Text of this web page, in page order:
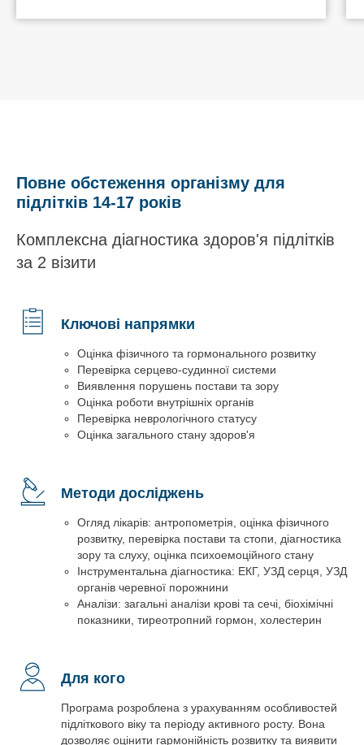
Повне обстеження організму для
підлітків 14-17 років
Комплексна діагностика здоров'я підлітків
за 2 візити
Ключові напрямки
Оцінка фізичного та гормонального розвитку
Перевірка серцево-судинної системи
Виявлення порушень постави та зору
Оцінка роботи внутрішніх органів
Перевірка неврологічного статусу
Оцінка загального стану здоров'я
Методи досліджень
Огляд лікарів: антропометрія, оцінка фізичного
розвитку, перевірка постави та стопи, діагностика
зору та слуху, оцінка психоемоційного стану
Інструментальна діагностика: ЕКГ, УЗД серця, УЗД
органів черевної порожнини
Аналізи: загальні аналізи крові та сечі, біохімічні
показники, тиреотропний гормон, холестерин
Для кого
Програма розроблена з урахуванням особливостей
підліткового віку та періоду активного росту. Вона
дозволяє оцінити гармонійність розвитку та виявити